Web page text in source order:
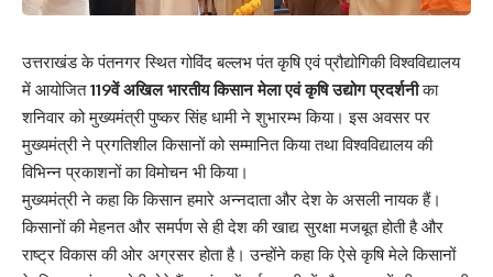
उत्तराखंड के पंतनगर स्थित गोविंद बल्लभ पंत कृषि एवं प्रौद्योगिकी विश्वविद्यालय
में आयोजित119वें अखिल भारतीय किसान मेला एवं कृषि उद्योग प्रदर्शनीका
शनिवार को मुख्यमंत्री पुष्कर सिंह धामी ने शुभारम्भ किया। इस अवसर पर
मुख्यमंत्री ने प्रगतिशील किसानों को सम्मानित किया तथा विश्वविद्यालय की
विभिन्न प्रकाशनों का विमोचन भी किया।
मुख्यमंत्री ने कहा कि किसान हमारे अन्नदाता और देश के असली नायक हैं।
किसानों की मेहनत और समर्पण से ही देश की खाद्य सुरक्षा मजबूत होती है और
राष्ट्र विकास की ओर अग्रसर होता है। उन्होंने कहा कि ऐसे कृषि मेले किसानों